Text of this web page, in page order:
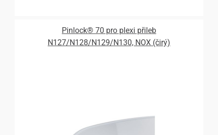
Pinlock® 70 pro plexi přileb
N127/N128/N129/N130, NOX (čirý)